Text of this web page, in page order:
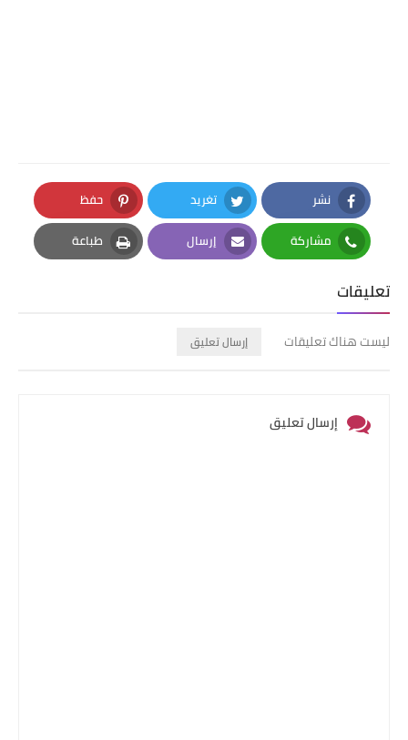
نشر
Facebook
تغريد
Twitter
حفظ
Pinterest
مشاركة
Whatsapp
إرسال
Email
طباعة
Print
تعليقات
ليست هناك تعليقات إرسال تعليق
إرسال تعليق